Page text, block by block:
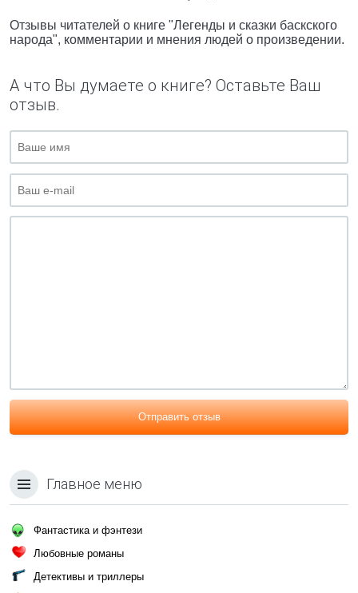
Отзывы читателей о книге "Легенды и сказки баскского
народа", комментарии и мнения людей о произведении.
А что Вы думаете о книге? Оставьте Ваш
отзыв.
Отправить отзыв
Главное меню
Фантастика и фэнтези
Любовные романы
Детективы и триллеры